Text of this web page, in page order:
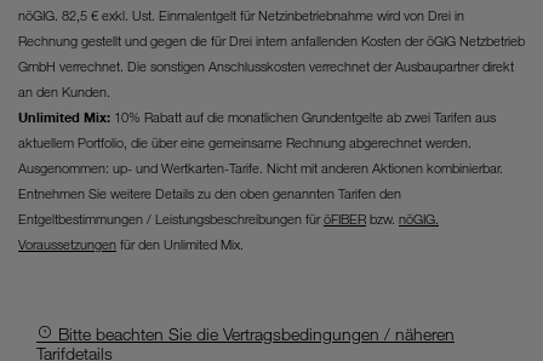
nöGIG. 82,5 € exkl. Ust. Einmalentgelt für Netzinbetriebnahme wird von Drei in
Rechnung gestellt und gegen die für Drei intern anfallenden Kosten der öGIG Netzbetrieb
GmbH verrechnet. Die sonstigen Anschlusskosten verrechnet der Ausbaupartner direkt
an den Kunden.
Unlimited Mix: 10% Rabatt auf die monatlichen Grundentgelte ab zwei Tarifen aus
aktuellem Portfolio, die über eine gemeinsame Rechnung abgerechnet werden.
Ausgenommen: up- und Wertkarten-Tarife. Nicht mit anderen Aktionen kombinierbar.
Entnehmen Sie weitere Details zu den oben genannten Tarifen den
Entgeltbestimmungen / Leistungsbeschreibungen füröFIBER bzw. nöGIG.
Voraussetzungen für den Unlimited Mix.
Bitte beachten Sie die Vertragsbedingungen / näheren
Tarifdetails